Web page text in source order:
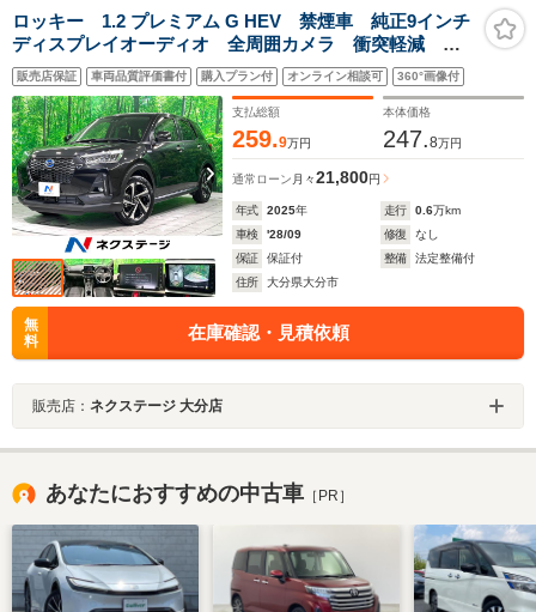
ロッキー 1.2 プレミアム G HEV 禁煙車 純正9インチ
ディスプレイオーディオ 全周囲カメラ 衝突軽減 レ
ーダークルーズ フルセグ Bluetooth接続 ハーフレザ
ーシート コーナーセンサー スマートキー LEDヘッ
ド 電動パーキング
販売店保証 車両品質評価書付 購入プラン付 オンライン相談可 360°画像付
支払総額
259.9万円
本体価格
247.8万円
通常ローン 月々21,800円
年式 2025年 走行 0.6万km
車検
'28/09 修復
なし
保証
保証付 整備
法定整備付
住所
大分県大分市
無
料
在庫確認・見積依頼
販売店： ネクステージ 大分店
あなたにおすすめの中古車 ［PR］